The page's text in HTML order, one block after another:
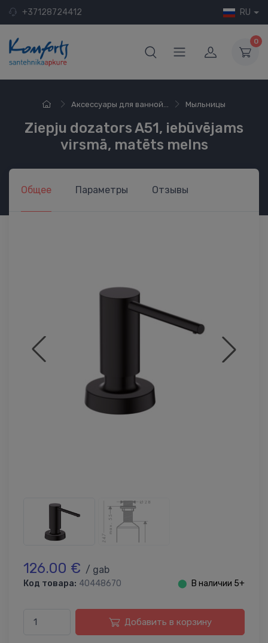
+37128724412 RU
0
Аксессуары для ванной... Мыльницы
Ziepju dozators A51, iebūvējams
virsmā, matēts melns
Общее Параметры Отзывы
126.00 € / gab
Код товара: 40448670 ⬤ В наличии 5+
Добавить в корзину